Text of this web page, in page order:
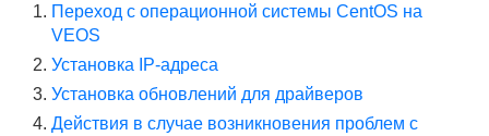
Переход с операционной системы CentOS на
VEOS
Установка IP-адреса
Установка обновлений для драйверов
Действия в случае возникновения проблем с